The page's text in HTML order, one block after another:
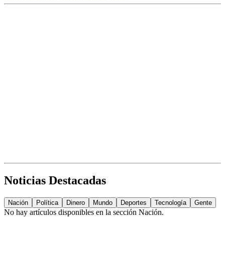
Noticias Destacadas
Nación Política Dinero Mundo Deportes Tecnología Gente
No hay artículos disponibles en la sección Nación.